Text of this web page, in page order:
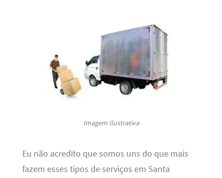
Imagem Ilustrativa
Eu não acredito que somos uns do que mais
fazem esses tipos de serviços em Santa